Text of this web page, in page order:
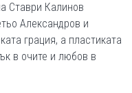
Ставри Калинов
Александров и
грация, а пластиката
в очите и любов в